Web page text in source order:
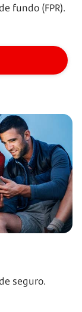
fundo (FPR).
seguro.